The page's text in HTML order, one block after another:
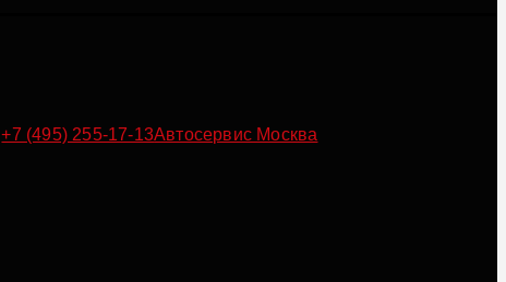
+7 (495) 255-17-13Автосервис Москва